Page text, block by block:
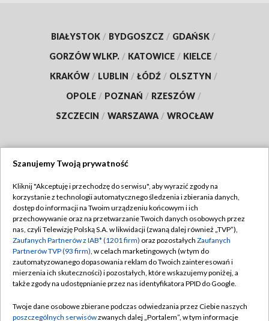
BIAŁYSTOK / BYDGOSZCZ / GDAŃSK /
GORZÓW WLKP. / KATOWICE / KIELCE /
KRAKÓW / LUBLIN / ŁÓDŹ / OLSZTYN /
OPOLE / POZNAŃ / RZESZÓW /
SZCZECIN / WARSZAWA / WROCŁAW
TVP
Abonament TVP
Emisja w TVP
Centrum informacji TVP
Naziemna Telewizja Cyfrowa
Rada Programowa
Regulamin TVP
Polityka prywatności
Moje zgody
Pomoc
Kontakt
Szanujemy Twoją prywatność
Kliknij "Akceptuję i przechodzę do serwisu", aby wyrazić zgody na
korzystanie z technologii automatycznego śledzenia i zbierania danych,
dostęp do informacji na Twoim urządzeniu końcowym i ich
przechowywanie oraz na przetwarzanie Twoich danych osobowych przez
nas, czyli Telewizję Polską S.A. w likwidacji (zwaną dalej również „TVP”),
Zaufanych Partnerów z IAB* (1201 firm) oraz pozostałych Zaufanych
Partnerów TVP (93 firm), w celach marketingowych (w tym do
zautomatyzowanego dopasowania reklam do Twoich zainteresowań i
mierzenia ich skuteczności) i pozostałych, które wskazujemy poniżej, a
także zgody na udostępnianie przez nas identyfikatora PPID do Google.
Twoje dane osobowe zbierane podczas odwiedzania przez Ciebie naszych
poszczególnych serwisówzwanych dalej „Portalem”, w tym informacje